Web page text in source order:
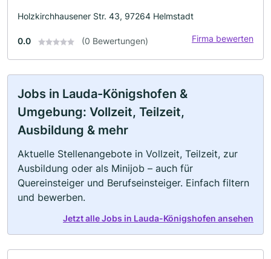
Holzkirchhausener Str. 43, 97264 Helmstadt
0.0 (0 Bewertungen) Firma bewerten
Jobs in Lauda-Königshofen &
Umgebung: Vollzeit, Teilzeit,
Ausbildung & mehr
Aktuelle Stellenangebote in Vollzeit, Teilzeit, zur
Ausbildung oder als Minijob – auch für
Quereinsteiger und Berufseinsteiger. Einfach filtern
und bewerben.
Jetzt alle Jobs in Lauda-Königshofen ansehen